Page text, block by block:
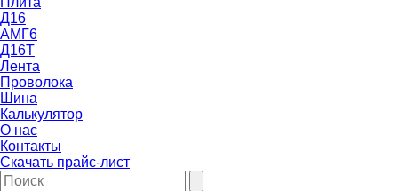
Д16
АМГ6
Д16Т
Лента
Проволока
Шина
Калькулятор
О нас
Контакты
Скачать прайс-лист